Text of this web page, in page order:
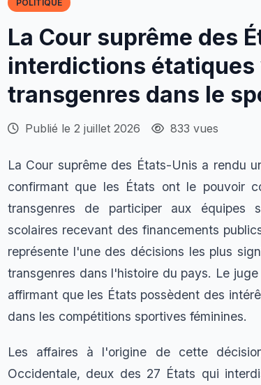
POLITIQUE
La Cour suprême des
interdictions
transgenres dans le
Publié le 2 juillet 2026 833 vues
La Cour suprême des États-Unis a rendu
confirmant que les États ont le pouvoir
transgenres de participer aux équipes
scolaires recevant des financements
représente l'une des décisions les plus
transgenres dans l'histoire du pays. Le
affirmant que les États possèdent des
dans les compétitions sportives féminines.
Les affaires à l'origine de cette
Occidentale, deux des 27 États qui